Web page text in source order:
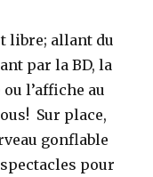
libre; allant du
par la BD, la
ou l’affiche au
Sur place,
gonflable
pour